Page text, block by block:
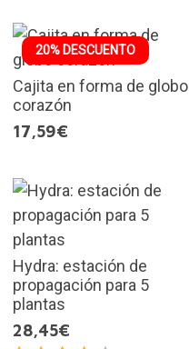
20% DESCUENTO
Cajita en forma de globo
corazón
17,59€
Hydra: estación de
propagación para 5
plantas
28,45€